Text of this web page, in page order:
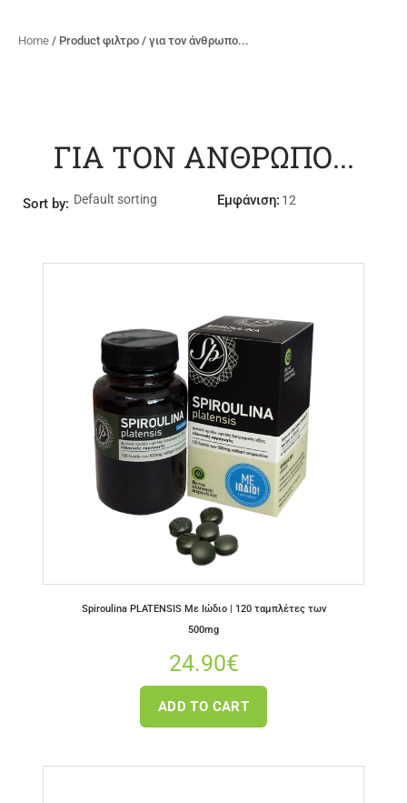
Home / Product φιλτρο / για τον άνθρωπο...
ΓΙΑ ΤΟΝ ΆΝΘΡΩΠΟ...
Sort by: Εμφάνιση:
Spiroulina PLATENSIS Με Ιώδιο | 120 ταμπλέτες των
500mg
24.90€
ADD TO CART